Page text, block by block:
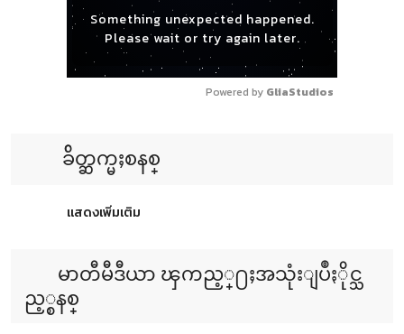
Something unexpected happened.
Please wait or try again later.
Powered by GliaStudios
ခ်ိတ္ဆက္မႈစနစ္
แสดงเพิ่มเติม
မာတီမီဒီယာ ၾကည့္႐ႈအသုံးျပဳႏိုင္သ
ည့္စနစ္